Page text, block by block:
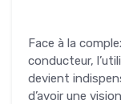
Face à la
conducteur,
devient
d’avoir une